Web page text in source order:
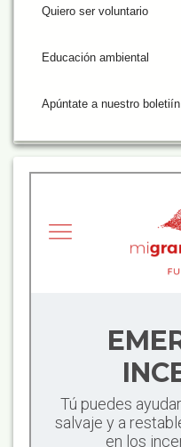
Quiero ser voluntario
Educación ambiental
Apúntate a nuestro boletiín